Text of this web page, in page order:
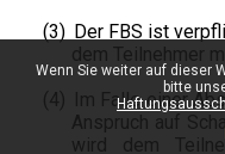
Wenn Sie weiter auf dieser
bitte
(3) Der FBS ist
dem Teilnehmer
(4) Im Falle einer
Anspruch auf
wird dem